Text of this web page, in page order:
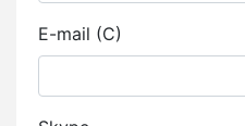
E-mail (C)